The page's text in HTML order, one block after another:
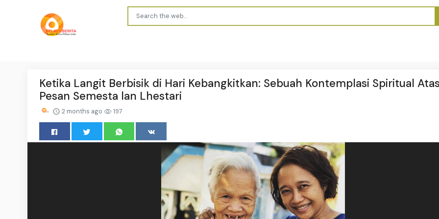
Ketika Langit Berbisik di Hari Kebangkitkan: Sebuah Kontemplasi Spiritual
Pesan Semesta lan Lhestari
2 months ago 197